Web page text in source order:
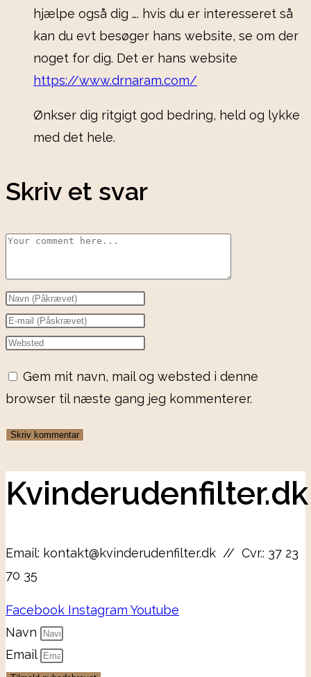
hjælpe også dig …. hvis du er interesseret så
kan du evt besøger hans website, se om der
noget for dig. Det er hans website
https://www.drnaram.com/
Ønkser dig ritgigt god bedring, held og lykke
med det hele.
Skriv et svar
Comment
Enter
your
name
username
to
comment
Enter
your
address
to
comment
Enter
website
URL
(optional)
Gem mit navn, mail og websted i denne
browser til næste gang jeg kommenterer.
Kvinderudenfilter.dk
Email: kontakt@kvinderudenfilter.dk // Cvr.: 37 23
70 35
Facebook Instagram Youtube
Navn
Email